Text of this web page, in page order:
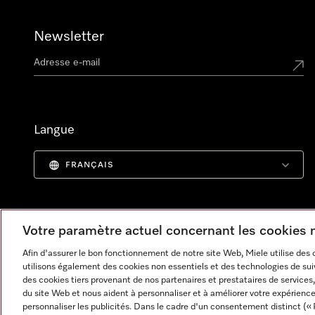
Newsletter
Langue
FRANÇAIS
Votre paramètre actuel concernant les
Afin d'assurer le bon fonctionnement de notre site Web, Miele utilise
utilisons également des cookies non essentiels et des technologies de
des cookies tiers provenant de nos partenaires et prestataires de
du site Web et nous aident à personnaliser et à améliorer votre
personnaliser les publicités. Dans le cadre d'un consentement distinct